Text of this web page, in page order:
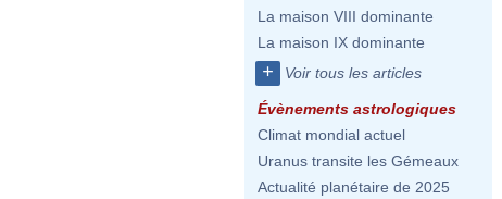
La maison VIII dominante
La maison IX dominante
+ Voir tous les articles
Évènements astrologiques
Climat mondial actuel
Uranus transite les Gémeaux
Actualité planétaire de 2025